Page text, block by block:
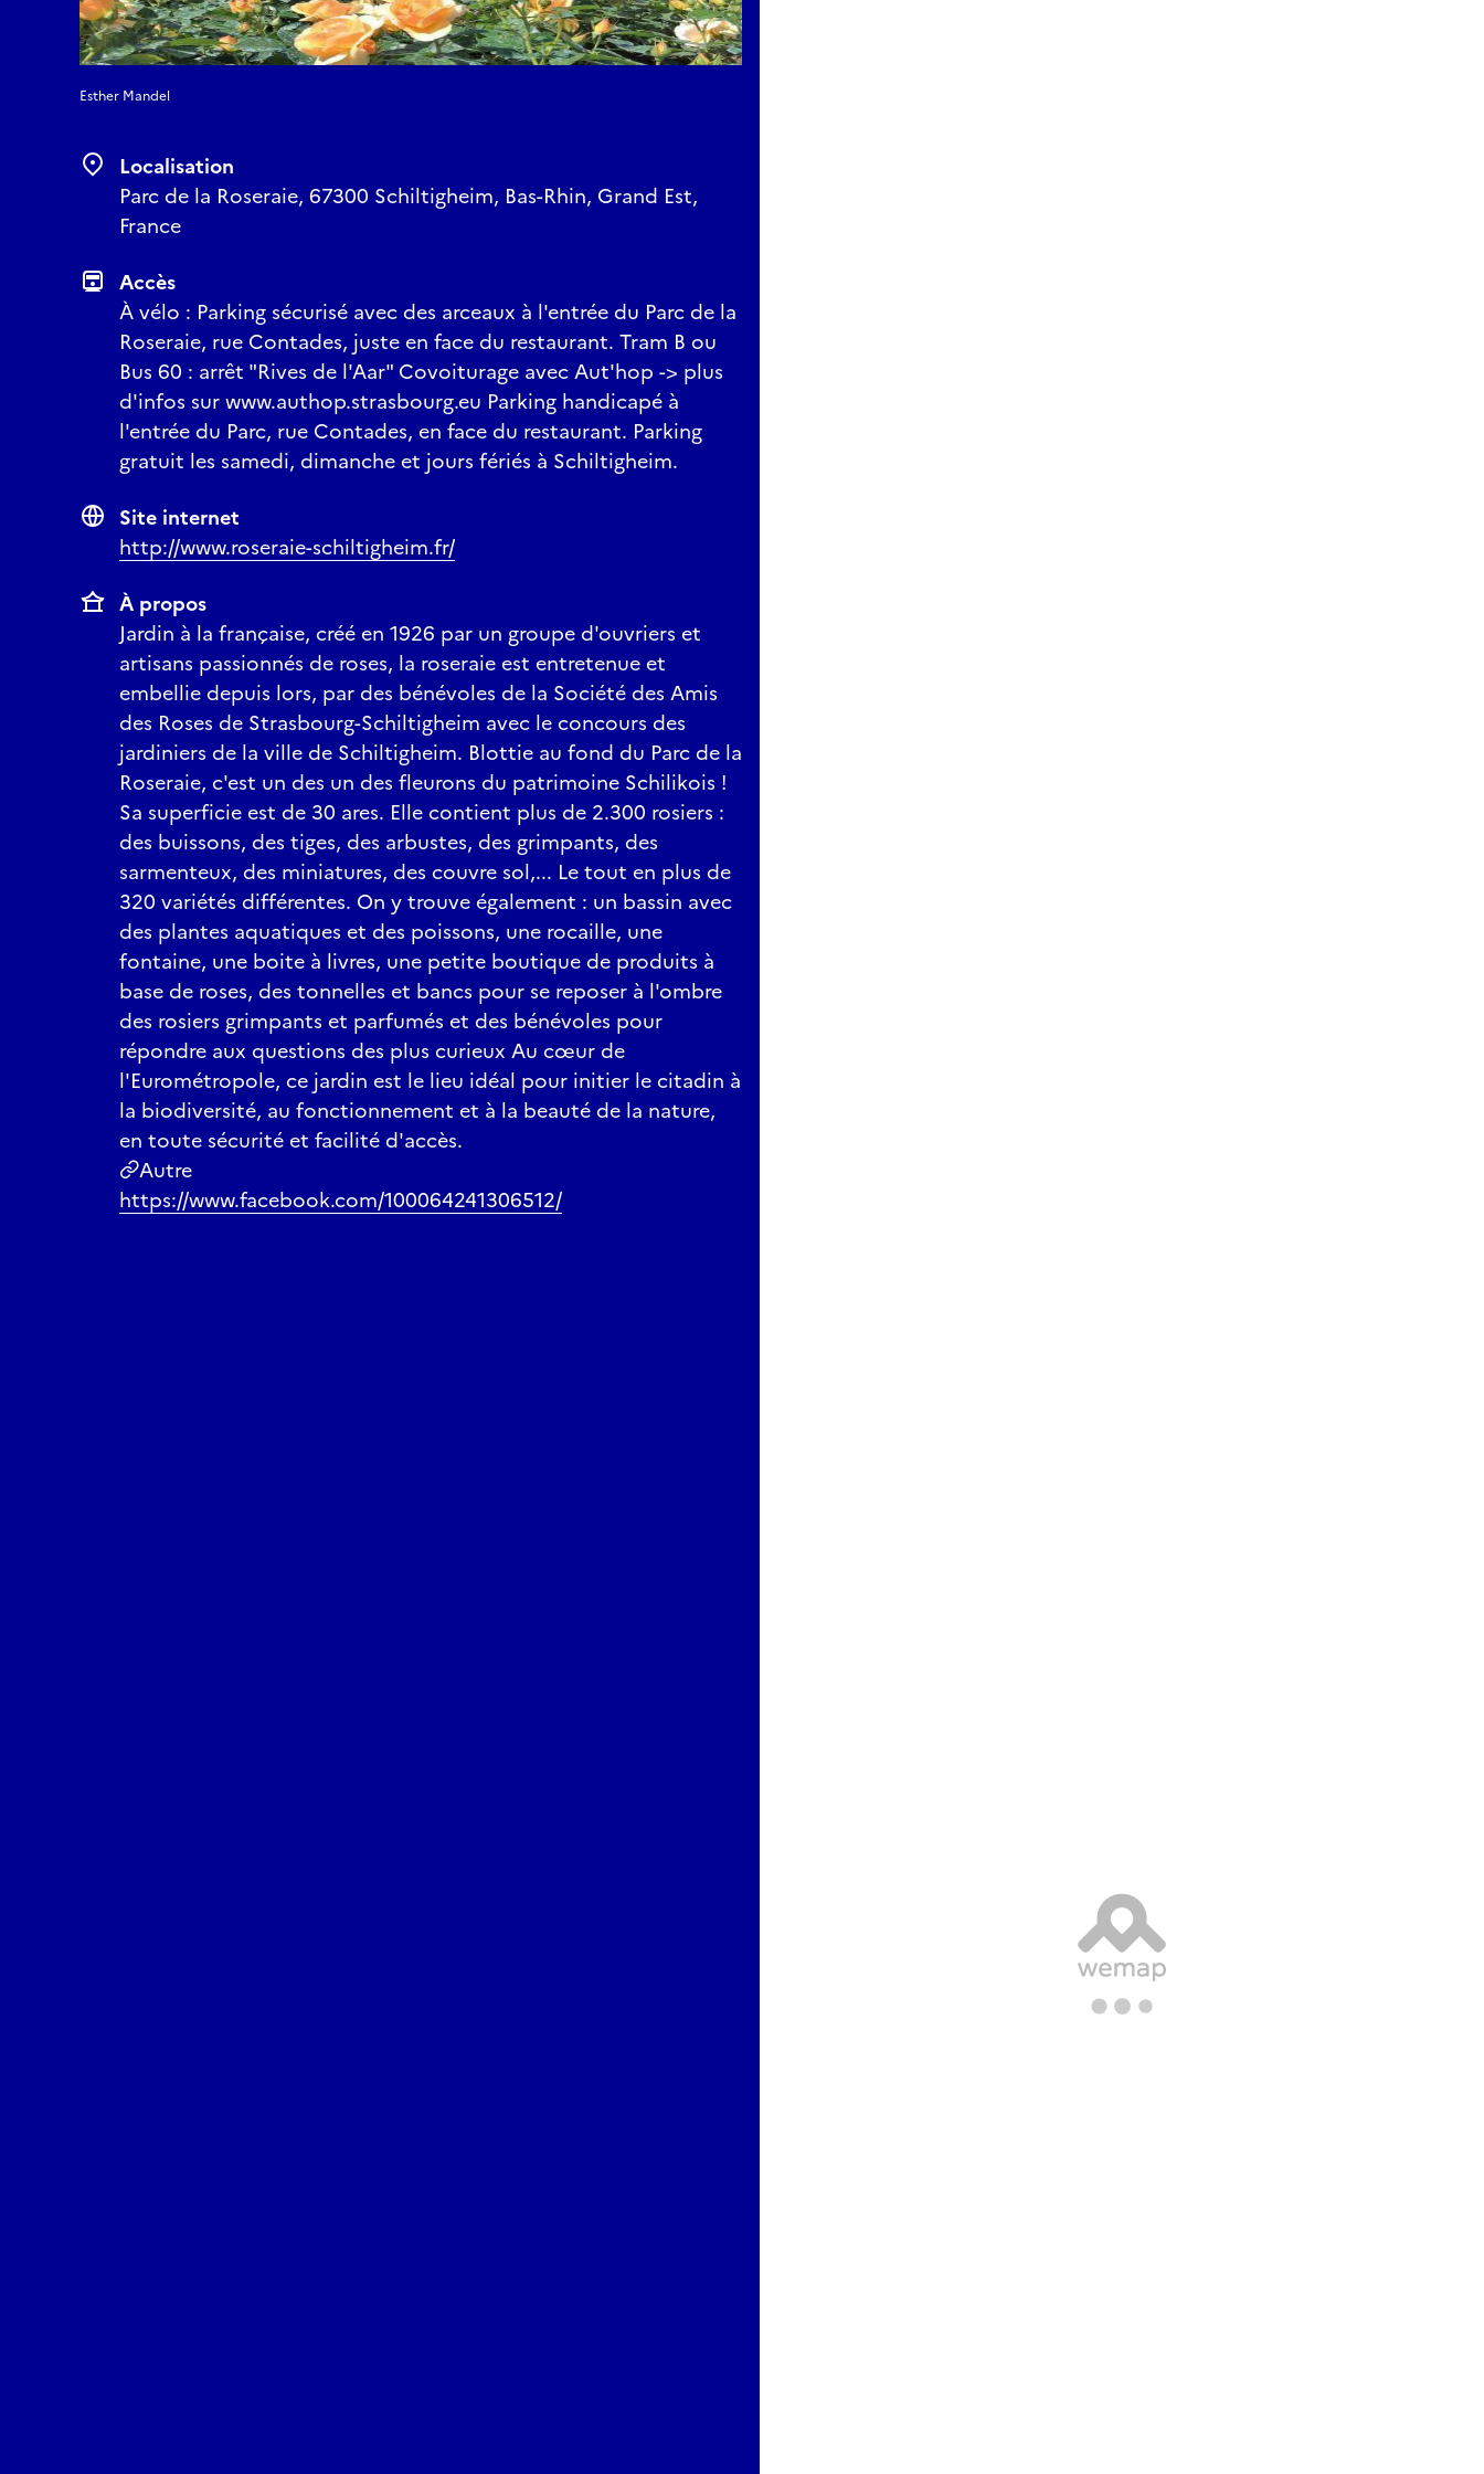
Esther Mandel
Localisation
Parc de la Roseraie, 67300 Schiltigheim, Bas-Rhin, Grand Est,
France
Accès
À vélo : Parking sécurisé avec des arceaux à l'entrée du Parc de la
Roseraie, rue Contades, juste en face du restaurant. Tram B ou
Bus 60 : arrêt "Rives de l'Aar" Covoiturage avec Aut'hop -> plus
d'infos sur www.authop.strasbourg.eu Parking handicapé à
l'entrée du Parc, rue Contades, en face du restaurant. Parking
gratuit les samedi, dimanche et jours fériés à Schiltigheim.
Site internet
http://www.roseraie-schiltigheim.fr/
À propos
Jardin à la française, créé en 1926 par un groupe d'ouvriers et
artisans passionnés de roses, la roseraie est entretenue et
embellie depuis lors, par des bénévoles de la Société des Amis
des Roses de Strasbourg-Schiltigheim avec le concours des
jardiniers de la ville de Schiltigheim. Blottie au fond du Parc de la
Roseraie, c'est un des un des fleurons du patrimoine Schilikois !
Sa superficie est de 30 ares. Elle contient plus de 2.300 rosiers :
des buissons, des tiges, des arbustes, des grimpants, des
sarmenteux, des miniatures, des couvre sol,... Le tout en plus de
320 variétés différentes. On y trouve également : un bassin avec
des plantes aquatiques et des poissons, une rocaille, une
fontaine, une boite à livres, une petite boutique de produits à
base de roses, des tonnelles et bancs pour se reposer à l'ombre
des rosiers grimpants et parfumés et des bénévoles pour
répondre aux questions des plus curieux Au cœur de
l'Eurométropole, ce jardin est le lieu idéal pour initier le citadin à
la biodiversité, au fonctionnement et à la beauté de la nature,
en toute sécurité et facilité d'accès.
Autre
https://www.facebook.com/100064241306512/